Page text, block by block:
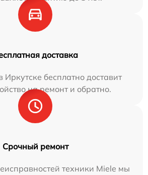
доставка
бесплатно доставит
на ремонт и обратно.
Срочный ремонт
техники Miele мы